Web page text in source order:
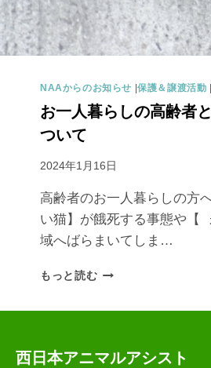
NAAからのお知らせ |保護＆譲渡活動 |
お一人暮らしの高齢者
ついて
2024年1月16日
高齢者のお一人暮らしの方
い猫】が餓死する事態や【
域へばらまいてしま…
もっと読む
西日本アニマルアシスト